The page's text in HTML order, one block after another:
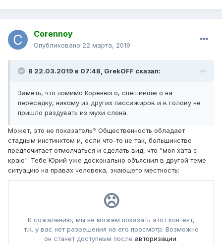
Corennoy
Опубликовано 22 марта, 2019
В 22.03.2019 в 07:48, GrekOFF сказал:
Заметь, что помимо Коренного, спешившего на
пересадку, никому из других пассажиров и в голову не
пришло раздувать из мухи слона.
Может, это не показатель? Общественность обладает
стадным инстинктом и, если что-то не так, большинство
предпочитает отмолчаться и сделать вид, что "моя хата с
краю". Тебе Юрий уже досконально объяснил в другой теме
ситуацию на правах человека, знающего местность: